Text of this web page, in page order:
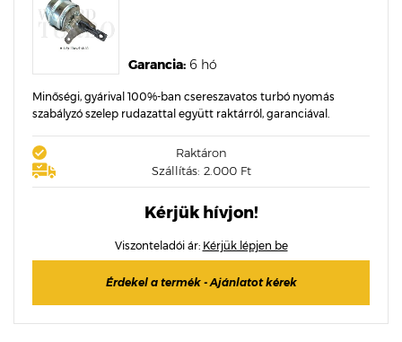
Garancia: 6 hó
Minőségi, gyárival 100%-ban csereszavatos turbó nyomás
szabályzó szelep rudazattal együtt raktárról, garanciával.
Raktáron
Szállítás: 2.000 Ft
Kérjük hívjon!
Viszonteladói ár: Kérjük lépjen be
Érdekel a termék - Ajánlatot kérek